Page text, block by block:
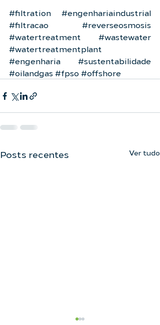
#filtration
#engenhariaindustrial
#filtracao
#reverseosmosis
#watertreatment
#wastewater
#watertreatmentplant
#engenharia
#sustentabilidade
#oilandgas #fpso #offshore
Posts recentes Ver tudo